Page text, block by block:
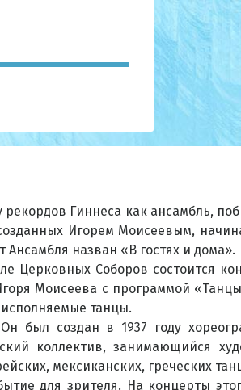
Гиннеса как ансамбль,
Игорем Моисеевым,
назван «В гостях и дома».
Соборов состоится
Моисеева с программой
танцы.
был создан в 1937 году
коллектив, занимающийся
мексиканских, греческих
для зрителя. На концерты